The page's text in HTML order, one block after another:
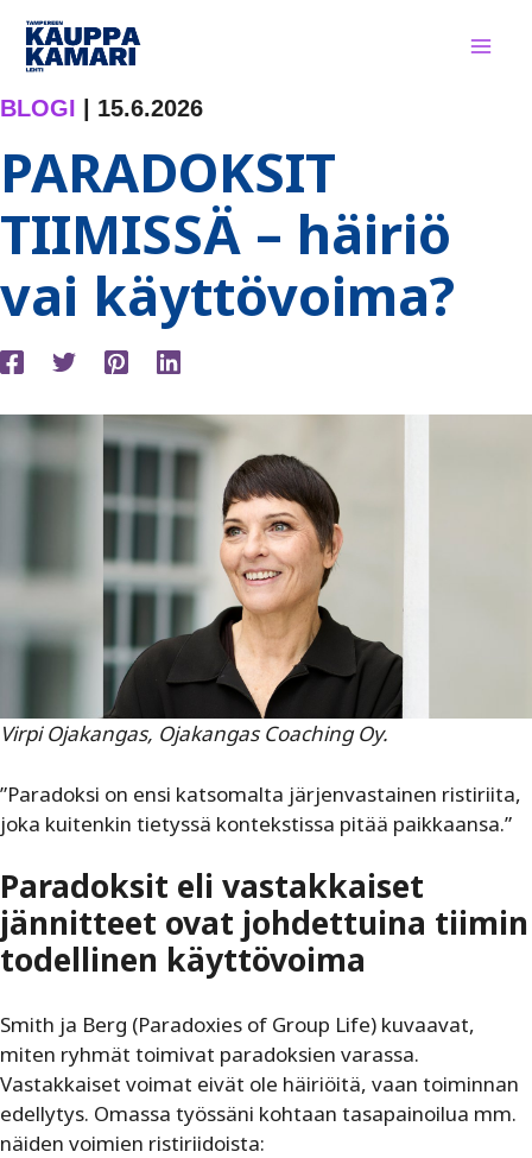
Siirry
sisältöön
BLOGI 15.6.2026
PARADOKSIT
TIIMISSÄ – häiriö
vai käyttövoima?
Virpi Ojakangas, Ojakangas Coaching Oy.
”Paradoksi on ensi katsomalta järjenvastainen ristiriita,
joka kuitenkin tietyssä kontekstissa pitää paikkaansa.”
Paradoksit eli vastakkaiset
jännitteet ovat johdettuina tiimin
todellinen käyttövoima
Smith ja Berg (Paradoxies of Group Life) kuvaavat,
miten ryhmät toimivat paradoksien varassa.
Vastakkaiset voimat eivät ole häiriöitä, vaan toiminnan
edellytys. Omassa työssäni kohtaan tasapainoilua mm.
näiden voimien ristiriidoista: